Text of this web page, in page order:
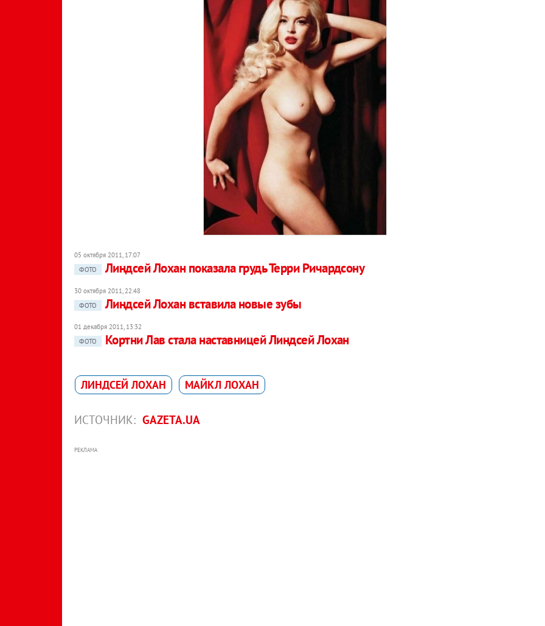
05 октября 2011, 17:07
ФОТО
Линдсей Лохан показала грудь Терри Ричардсону
30 октября 2011, 22:48
ФОТО
Линдсей Лохан вставила новые зубы
01 декабря 2011, 13:32
ФОТО
Кортни Лав стала наставницей Линдсей Лохан
ЛИНДСЕЙ ЛОХАН МАЙКЛ ЛОХАН
ИСТОЧНИК: GAZETA.UA
РЕКЛАМА